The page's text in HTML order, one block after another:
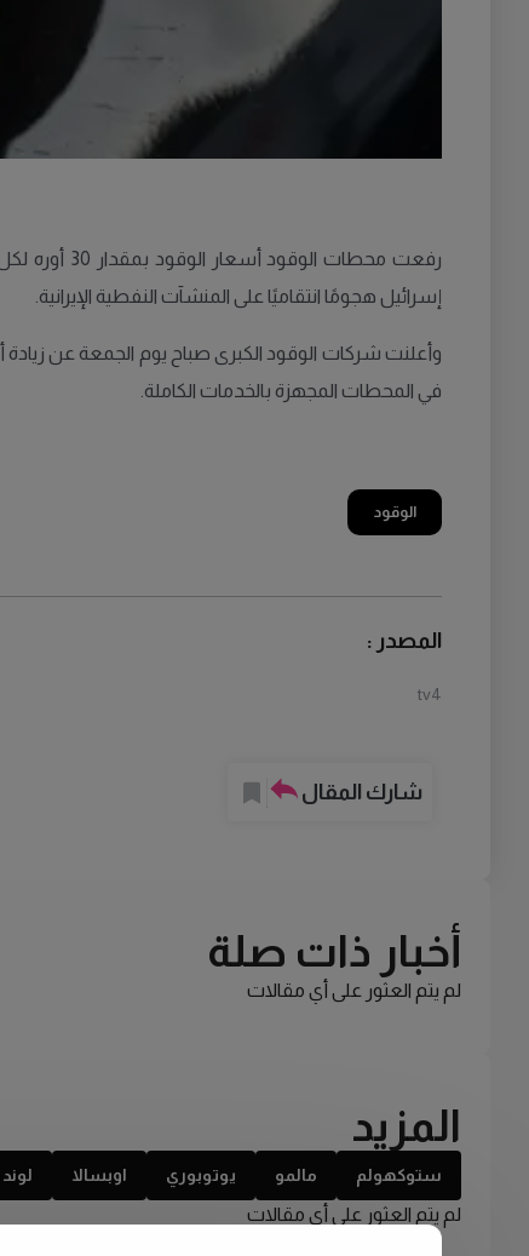
رفعت
إسرائيل هجومًا انتقاميًا على المنشآت النفطية الإيرانية.
في المحطات المجهزة بالخدمات الكاملة.
الوقود
المصدر :
tv4
شارك المقال
أخبار ذات صلة
لم يتم العثور على أي مقالات
المزيد
ستوكهولم مالمو يوتوبوري اوبسالا لوند
لم يتم العثور على أي مقالات